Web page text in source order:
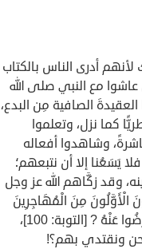
أدرى الناس بالكتاب
مع النبي صلى الله
الصافية مِن البدع،
كما نزل، وتعلموا
وشاهدوا أفعاله
يَسَعُنا إلا أن نتبعهم؛
وقد زكَّاهم الله عز وجل
الْأَوَّلُونَ مِنَ الْمُهَاجِرِينَ
وَالْأَنْصَارِ وَالَّذِينَ اتَّبَعُوهُمْ بِإِحْسَانٍ رَضِيَ اللَّهُ عَنْهُمْ وَرَضُوا عَنْهُ ? [التوبة: 100]،
ونقتدي بهم؟!